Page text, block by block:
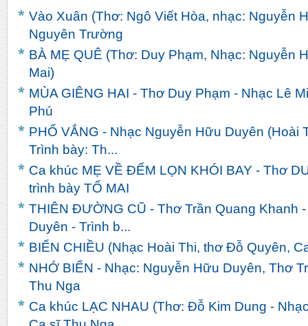
Vào Xuân (Thơ: Ngô Viết Hòa, nhạc: Nguyễn
Nguyên Trường
BÀ MẸ QUÊ (Thơ: Duy Phạm, Nhạc: Nguyễn
Mai)
MÙA GIÊNG HAI - Thơ Duy Phạm - Nhạc Lê
Phú
PHỐ VẮNG - Nhạc Nguyễn Hữu Duyên (Hoài
Trình bày: Th...
Ca khúc MẸ VỀ ĐẾM LỌN KHÓI BAY - Thơ
trình bày TỐ MAI
THIÊN ĐƯỜNG CŨ - Thơ Trần Quang Khanh
Duyên - Trình b...
BIỂN CHIỀU (Nhạc Hoài Thi, thơ Đỗ Quyên,
NHỚ BIỂN - Nhạc: Nguyễn Hữu Duyên, Thơ
Thu Nga
Ca khúc LẠC NHAU (Thơ: Đỗ Kim Dung -